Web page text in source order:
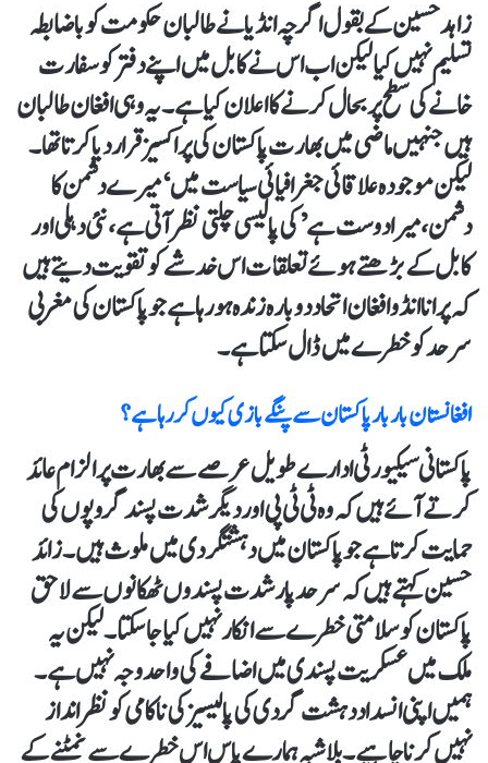
زاہد حسین کے بقول اگرچہ انڈیا نے طالبان حکومت کو باضابطہ
تسلیم نہیں کیا لیکن اب اس نے کابل میں اپنے دفتر کو سفارت
خانے کی سطح پر بحال کرنے کا اعلان کیا ہے۔ یہ وہی افغان طالبان
ہیں جنہیں ماضی میں بھارت پاکستان کی پراکسیز قرار دیا کرتا تھا۔
لیکن موجودہ علاقائی جغرافیائی سیاست میں ‘میرے دشمن کا
دشمن، میرا دوست ہے’ کی پالیسی چلتی نظر آتی ہے، نئی دہلی اور
کابل کے بڑھتے ہوئے تعلقات اس خدشے کو تقویت دیتے ہیں
کہ پرانا انڈو افغان اتحاد دوبارہ زندہ ہو رہا ہے جو پاکستان کی مغربی
سرحد کو خطرے میں ڈال سکتا ہے۔
افغانستان بار بار پاکستان سے پنگے بازی کیوں کر رہا ہے؟
پاکستانی سیکیورٹی ادارے طویل عرصے سے بھارت پر الزام عائد
کرتے آئے ہیں کہ وہ ٹی ٹی پی اور دیگر شدت پسند گروپوں کی
حمایت کرتا ہے جو پاکستان میں دہشتگردی میں ملوث ہیں۔ زائد
حسین کہتے ہیں کہ سرحد پار شدت پسندوں ٹھکانوں سے لاحق
پاکستان کو سلامتی خطرے سے انکار نہیں کیا جاسکتا۔ لیکن یہ
ملک میں عسکریت پسندی میں اضافے کی واحد وجہ نہیں ہے۔
ہمیں اپنی انسداد دہشت گردی کی پالیسیز کی ناکامی کو نظرانداز
نہیں کرنا چاہیے۔ بلاشبہ ہمارے پاس اس خطرے سے نمٹنے کے